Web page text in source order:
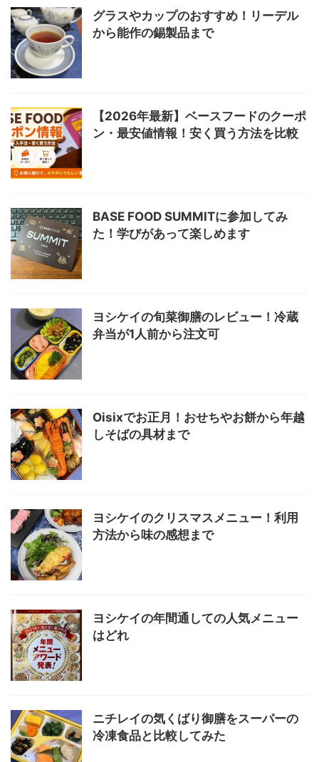
グラスやカップのおすすめ！リーデル
から能作の錫製品まで
【2026年最新】ベースフードのクーポ
ン・最安値情報！安く買う方法を比較
BASE FOOD SUMMITに参加してみ
た！学びがあって楽しめます
ヨシケイの旬菜御膳のレビュー！冷蔵
弁当が1人前から注文可
Oisixでお正月！おせちやお餅から年越
しそばの具材まで
ヨシケイのクリスマスメニュー！利用
方法から味の感想まで
ヨシケイの年間通しての人気メニュー
はどれ
ニチレイの気くばり御膳をスーパーの
冷凍食品と比較してみた